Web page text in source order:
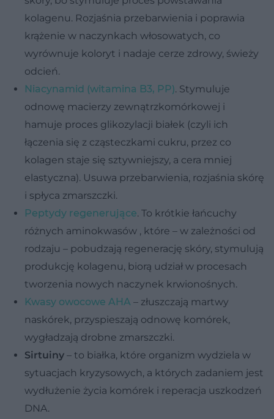
kolagenu. Rozjaśnia przebarwienia i poprawia
krążenie w naczynkach włosowatych, co
wyrównuje koloryt i nadaje cerze zdrowy, świeży
odcień.
Niacynamid (witamina B3, PP). Stymuluje
odnowę macierzy zewnątrzkomórkowej i
hamuje proces glikozylacji białek (czyli ich
łączenia się z cząsteczkami cukru, przez co
kolagen staje się sztywniejszy, a cera mniej
elastyczna). Usuwa przebarwienia, rozjaśnia skórę
i spłyca zmarszczki.
Peptydy regenerujące. To krótkie łańcuchy
różnych aminokwasów , które – w zależności od
rodzaju – pobudzają regenerację skóry, stymulują
produkcję kolagenu, biorą udział w procesach
tworzenia nowych naczynek krwionośnych.
Kwasy owocowe AHA – złuszczają martwy
naskórek, przyspieszają odnowę komórek,
wygładzają drobne zmarszczki.
Sirtuiny – to białka, które organizm wydziela w
sytuacjach kryzysowych, a których zadaniem jest
wydłużenie życia komórek i reperacja uszkodzeń
DNA.